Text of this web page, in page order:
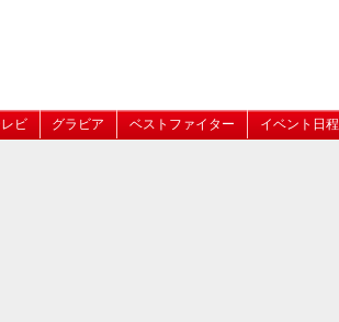
ビ グラビア ベストファイター イベント日程